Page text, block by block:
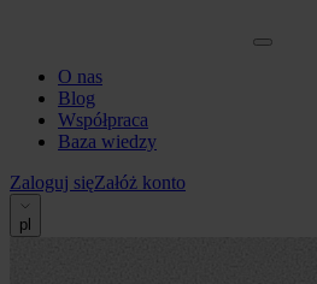
O nas
Blog
Współpraca
Baza wiedzy
Zaloguj sięZałóż konto
pl